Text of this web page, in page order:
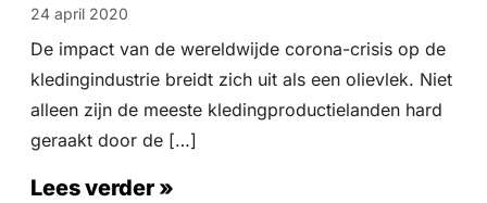
o
n
t
d
n
24 april 2020
De impact van de wereldwijde corona-crisis op de
kledingindustrie breidt zich uit als een olievlek. Niet
alleen zijn de meeste kledingproductielanden hard
geraakt door de […]
Lees verder »